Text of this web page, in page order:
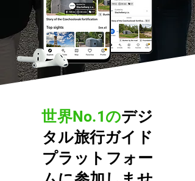
世界No.1のデジ
タル旅行ガイド
プラットフォー